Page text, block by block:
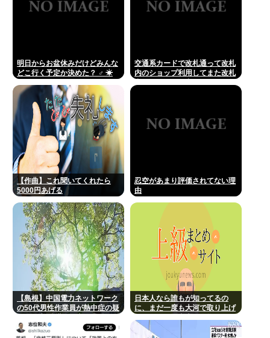
明日からお盆休みだけどみんな
どこ行く予定か決めた？ ‍♂ ☀
交通系カードで改札通って改札
内のショップ利用してまた改札
【作曲】これ聞いてくれたら
5000円あげる
忍空があまり評価されてない理
由
【島根】中国電力ネットワーク
の50代男性作業員が熱中症の疑
れる 邑南町
日本人なら誰もが知ってるの
に、まだ一度も大河で取り上げ